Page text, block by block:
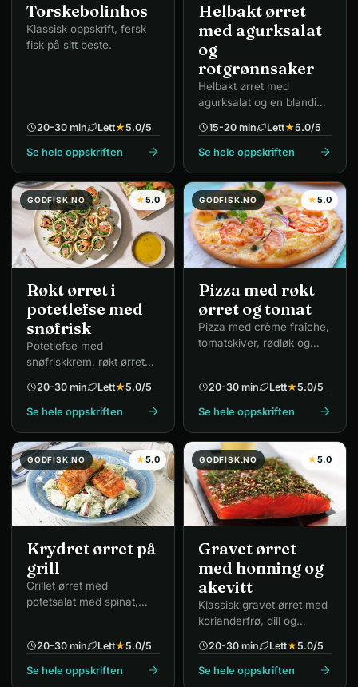
Torskebolinhos
Klassisk oppskrift, fersk
fisk på sitt beste.
20-30 min Lett★5.0/5
Se hele oppskriften
Helbakt ørret
med agurksalat
og
rotgrønnsaker
Helbakt ørret med
agurksalat og en blanding
helgemiddag.
15-20 min Lett★5.0/5
Se hele oppskriften
GODFISK.NO ★5.0
Røkt ørret i
potetlefse med
snøfrisk
Potetlefse med
snøfriskkrem, røkt ørret
elegant.
20-30 min Lett★5.0/5
Se hele oppskriften
GODFISK.NO ★5.0
Pizza med røkt
ørret og tomat
Pizza med crème fraîche,
tomatskiver, rødløk og
20-30 min Lett★5.0/5
Se hele oppskriften
GODFISK.NO ★5.0
Krydret ørret på
grill
Grillet ørret med
potetsalat med spinat,
20-30 min Lett★5.0/5
Se hele oppskriften
GODFISK.NO ★5.0
Gravet ørret
med honning og
akevitt
Klassisk gravet ørret med
korianderfrø, dill og
20-30 min Lett★5.0/5
Se hele oppskriften